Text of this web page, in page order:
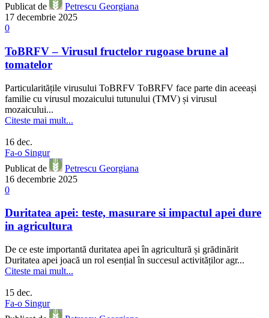
Publicat de
Petrescu Georgiana
17 decembrie 2025
0
ToBRFV – Virusul fructelor rugoase brune al
tomatelor
Particularitățile virusului ToBRFV ToBRFV face parte din aceeași
familie cu virusul mozaicului tutunului (TMV) și virusul
mozaicului...
Citeste mai mult...
16 dec.
Fa-o Singur
Publicat de
Petrescu Georgiana
16 decembrie 2025
0
Duritatea apei: teste, masurare si impactul apei dure
in agricultura
De ce este importantă duritatea apei în agricultură și grădinărit
Duritatea apei joacă un rol esențial în succesul activităților agr...
Citeste mai mult...
15 dec.
Fa-o Singur